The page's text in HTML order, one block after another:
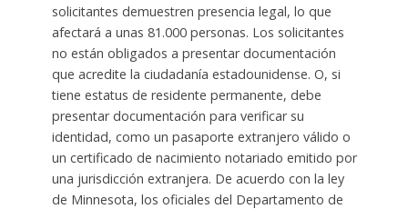
solicitantes demuestren presencia legal, lo que
afectará a unas 81.000 personas. Los solicitantes
no están obligados a presentar documentación
que acredite la ciudadanía estadounidense. O, si
tiene estatus de residente permanente, debe
presentar documentación para verificar su
identidad, como un pasaporte extranjero válido o
un certificado de nacimiento notariado emitido por
una jurisdicción extranjera. De acuerdo con la ley
de Minnesota, los oficiales del Departamento de